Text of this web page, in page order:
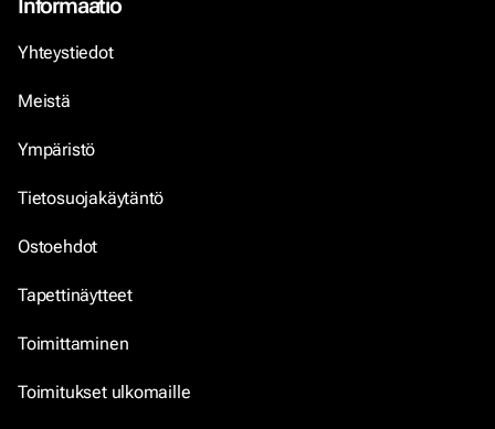
Informaatio
Yhteystiedot
Meistä
Ympäristö
Tietosuojakäytäntö
Ostoehdot
Tapettinäytteet
Toimittaminen
Toimitukset ulkomaille